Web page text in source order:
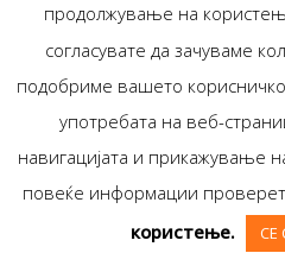
Антолог
Copyright
Books
продолжување на
согласувате да зачуваме
подобриме вашето
употребата на веб-
навигацијата и прикажување
повеќе информации
користење.
СЕ